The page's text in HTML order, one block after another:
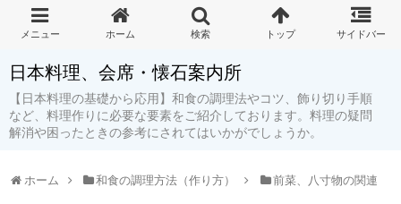
日本料理、会席・懐石案内所
【日本料理の基礎から応用】和食の調理法やコツ、飾り切り手順
など、料理作りに必要な要素をご紹介しております。料理の疑問
解消や困ったときの参考にされてはいかがでしょうか。
ホーム 和食の調理方法（作り方） 前菜、八寸物の関連